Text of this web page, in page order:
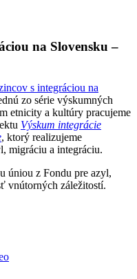
na Slovensku –
s integráciou na
zo série výskumných
etnicity a kultúry pracujeme
Výskum integrácie
, ktorý realizujeme
migráciu a integráciu.
úniou z Fondu pre azyl,
vnútorných záležitostí.